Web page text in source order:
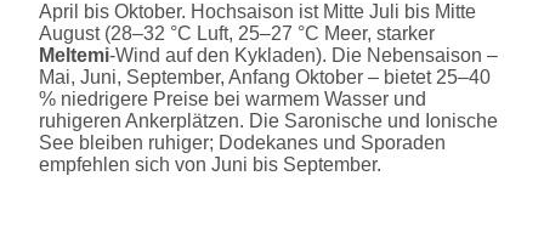
April bis Oktober. Hochsaison ist Mitte Juli bis Mitte
August (28–32 °C Luft, 25–27 °C Meer, starker
Meltemi-Wind auf den Kykladen). Die Nebensaison –
Mai, Juni, September, Anfang Oktober – bietet 25–40
% niedrigere Preise bei warmem Wasser und
ruhigeren Ankerplätzen. Die Saronische und Ionische
See bleiben ruhiger; Dodekanes und Sporaden
empfehlen sich von Juni bis September.